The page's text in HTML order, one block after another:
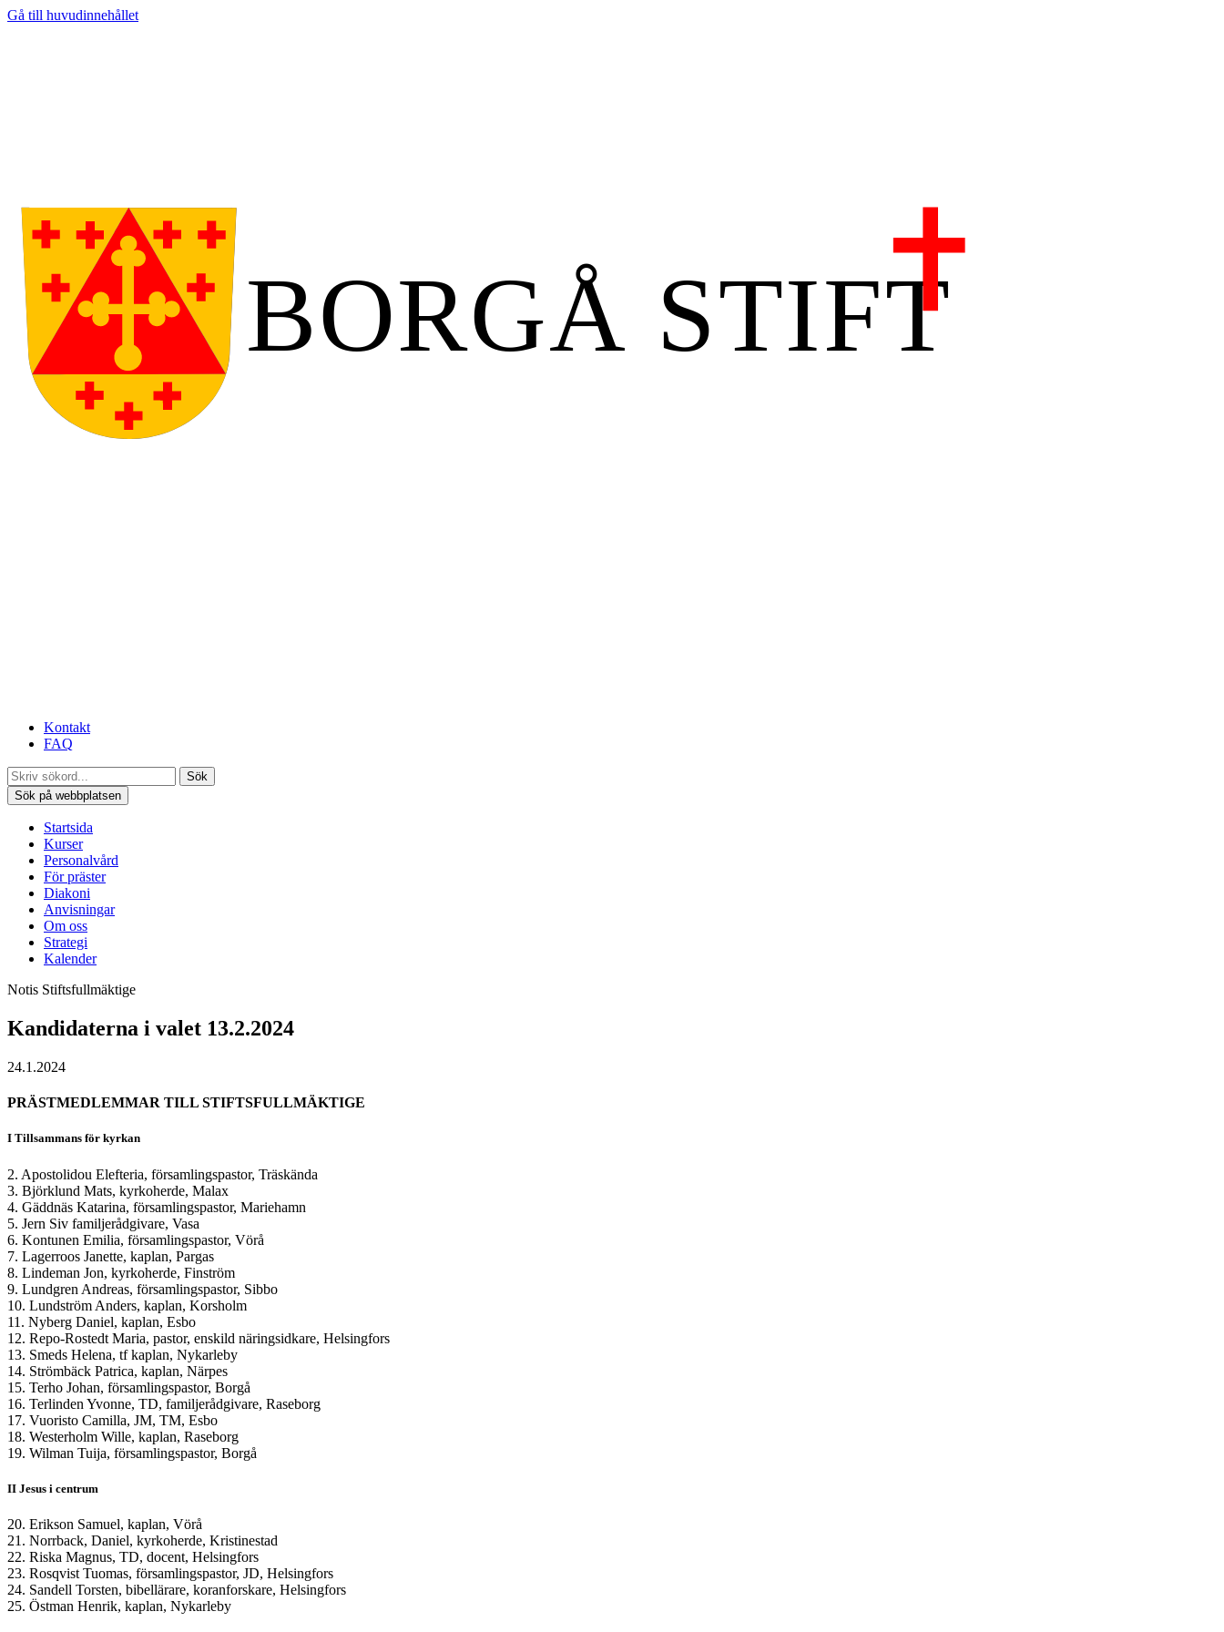
Gå till huvudinnehållet
Kontakt
FAQ
Sök
Sök på webbplatsen
Startsida
Kurser
Personalvård
För präster
Diakoni
Anvisningar
Om oss
Strategi
Kalender
Notis Stiftsfullmäktige
Kandidaterna i valet 13.2.2024
24.1.2024
PRÄSTMEDLEMMAR TILL STIFTSFULLMÄKTIGE
I Tillsammans för kyrkan
2. Apostolidou Elefteria, församlingspastor, Träskända
3. Björklund Mats, kyrkoherde, Malax
4. Gäddnäs Katarina, församlingspastor, Mariehamn
5. Jern Siv familjerådgivare, Vasa
6. Kontunen Emilia, församlingspastor, Vörå
7. Lagerroos Janette, kaplan, Pargas
8. Lindeman Jon, kyrkoherde, Finström
9. Lundgren Andreas, församlingspastor, Sibbo
10. Lundström Anders, kaplan, Korsholm
11. Nyberg Daniel, kaplan, Esbo
12. Repo-Rostedt Maria, pastor, enskild näringsidkare, Helsingfors
13. Smeds Helena, tf kaplan, Nykarleby
14. Strömbäck Patrica, kaplan, Närpes
15. Terho Johan, församlingspastor, Borgå
16. Terlinden Yvonne, TD, familjerådgivare, Raseborg
17. Vuoristo Camilla, JM, TM, Esbo
18. Westerholm Wille, kaplan, Raseborg
19. Wilman Tuija, församlingspastor, Borgå
II Jesus i centrum
20. Erikson Samuel, kaplan, Vörå
21. Norrback, Daniel, kyrkoherde, Kristinestad
22. Riska Magnus, TD, docent, Helsingfors
23. Rosqvist Tuomas, församlingspastor, JD, Helsingfors
24. Sandell Torsten, bibellärare, koranforskare, Helsingfors
25. Östman Henrik, kaplan, Nykarleby